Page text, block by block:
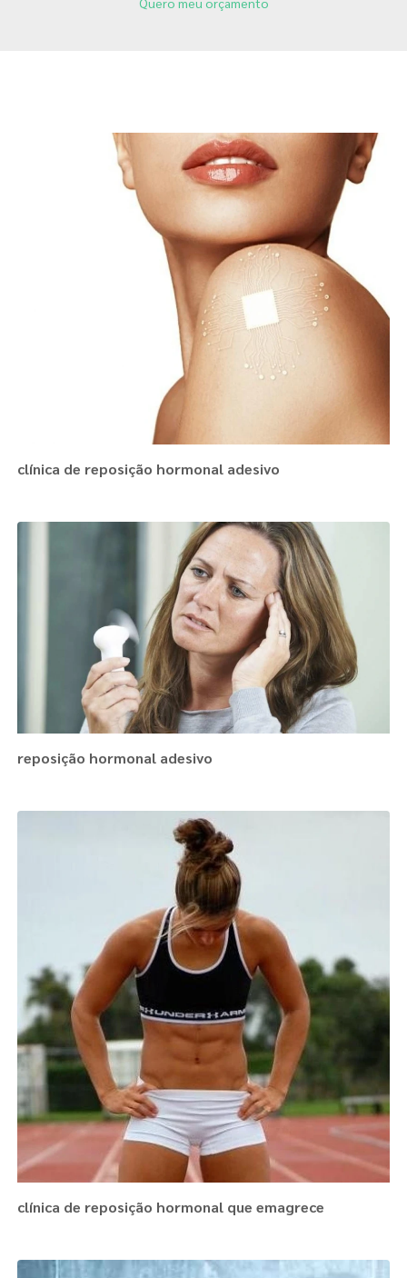
clínica de reposição hormonal adesivo
reposição hormonal adesivo
clínica de reposição hormonal que emagrece